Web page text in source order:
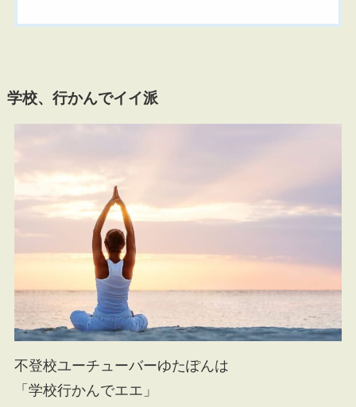
学校、行かんでイイ派
不登校ユーチューバーゆたぽんは
「学校行かんでエエ」